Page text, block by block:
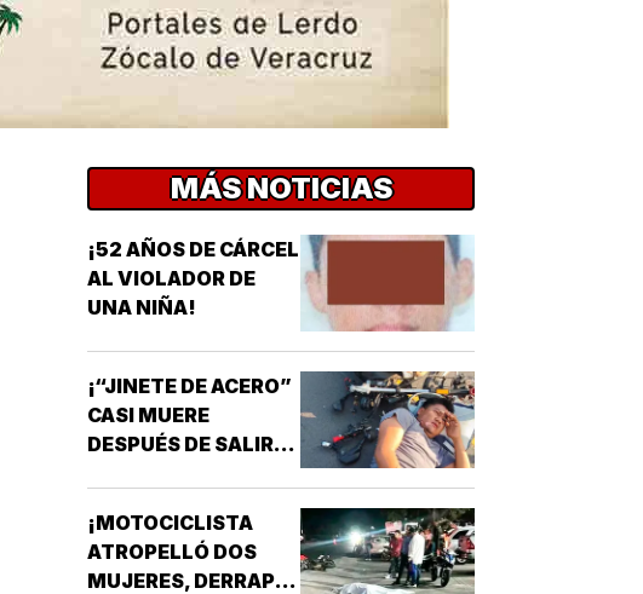
MÁS NOTICIAS
¡52 AÑOS DE CÁRCEL
AL VIOLADOR DE
UNA NIÑA!
¡“JINETE DE ACERO”
CASI MUERE
DESPUÉS DE SALIR
¡MOTOCICLISTA
ATROPELLÓ DOS
MUJERES, DERRAPÓ